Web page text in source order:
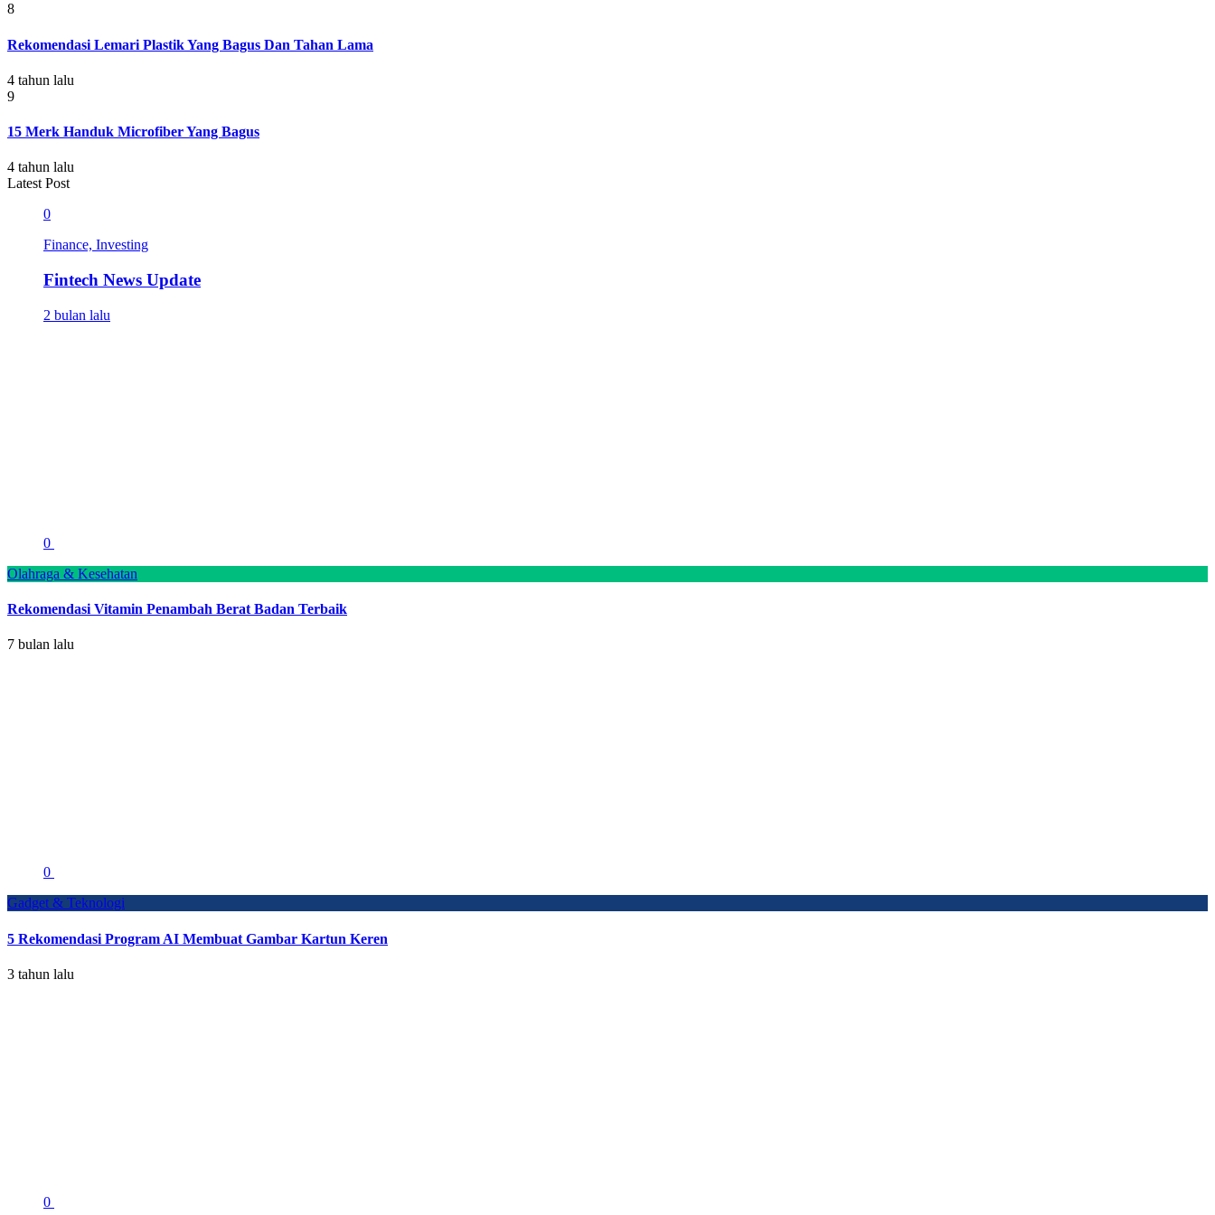
8
Rekomendasi Lemari Plastik Yang Bagus Dan Tahan Lama
4 tahun lalu
9
15 Merk Handuk Microfiber Yang Bagus
4 tahun lalu
Latest Post
0
Finance, Investing
Fintech News Update
2 bulan lalu
0
Olahraga & Kesehatan
Rekomendasi Vitamin Penambah Berat Badan Terbaik
7 bulan lalu
0
Gadget & Teknologi
5 Rekomendasi Program AI Membuat Gambar Kartun Keren
3 tahun lalu
0